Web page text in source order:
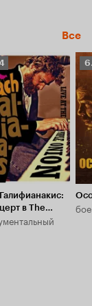
Все
в The
Onionа